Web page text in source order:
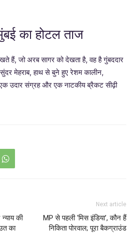
का होटल ताज
हैं, जो अरब सागर को देखता है, वह है गुंबददार
मेहराब, हाथ से बुने हुए रेशम कालीन,
उदार संग्रह और एक नाटकीय ब्रैकट सीढ़ी
की
का
Next article
MP से पहली ‘मिस इंडिया’, कौन हैं
निकिता पोरवाल; पूरा बैकग्राउंड